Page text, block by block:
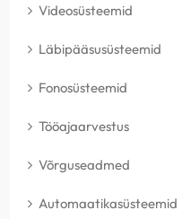
Videosüsteemid
Läbipääsusüsteemid
Fonosüsteemid
Tööajaarvestus
Võrguseadmed
Automaatikasüsteemid